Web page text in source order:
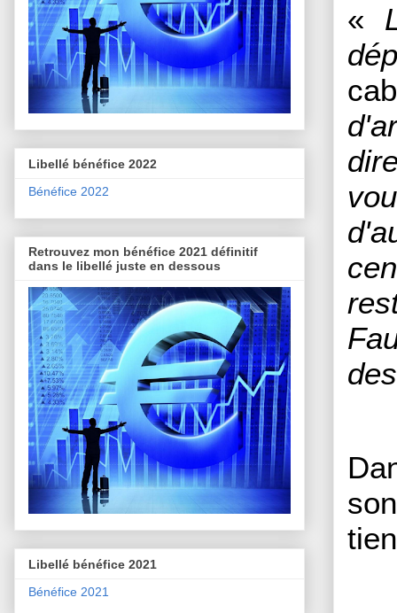
«
Libellé bénéfice 2022
Bénéfice 2022
Retrouvez mon bénéfice 2021 définitif
dans le libellé juste en dessous
Libellé bénéfice 2021
Bénéfice 2021